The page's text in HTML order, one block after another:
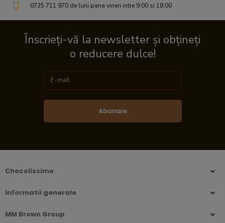
0725 711 970 de luni pana vineri intre 9:00 si 18:00
Înscrieți-vă la newsletter și obțineți
o reducere dulce!
Abonare
Chocolissimo
Informatii generale
MM Brown Group